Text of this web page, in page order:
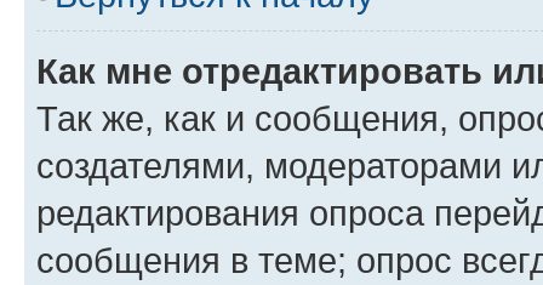
Как мне отредактировать
Так же, как и сообщения,
создателями, модераторами
редактирования опроса
сообщения в теме; опрос